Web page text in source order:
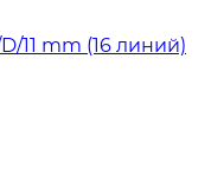
11 mm (16 линий)